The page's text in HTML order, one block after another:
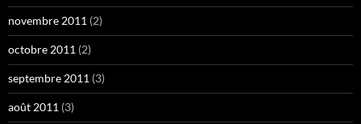
novembre 2011 (2)
octobre 2011 (2)
septembre 2011 (3)
août 2011 (3)